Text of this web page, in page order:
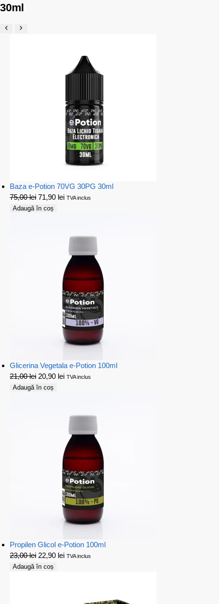
30ml
Baza e-Potion 70VG 30PG 30ml
75,00lei 71,90 lei TVA inclus
Adaugă în coș
Glicerina Vegetala e-Potion 100ml
21,00lei 20,90 lei TVA inclus
Adaugă în coș
Propilen Glicol e-Potion 100ml
23,00lei 22,90 lei TVA inclus
Adaugă în coș